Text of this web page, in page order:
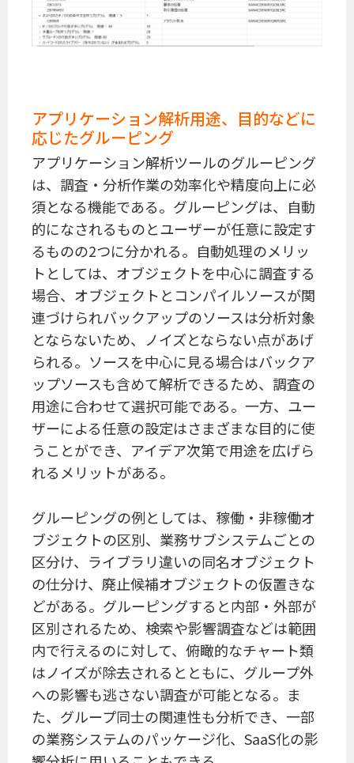
アプリケーション解析用途、目的などに
応じたグルーピング
アプリケーション解析ツールのグルーピング
は、調査・分析作業の効率化や精度向上に必
須となる機能である。グルーピングは、自動
的になされるものとユーザーが任意に設定す
るものの2つに分かれる。自動処理のメリッ
トとしては、オブジェクトを中心に調査する
場合、オブジェクトとコンパイルソースが関
連づけられバックアップのソースは分析対象
とならないため、ノイズとならない点があげ
られる。ソースを中心に見る場合はバックア
ップソースも含めて解析できるため、調査の
用途に合わせて選択可能である。一方、ユー
ザーによる任意の設定はさまざまな目的に使
うことができ、アイデア次第で用途を広げら
れるメリットがある。
グルーピングの例としては、稼働・非稼働オ
ブジェクトの区別、業務サブシステムごとの
区分け、ライブラリ違いの同名オブジェクト
の仕分け、廃止候補オブジェクトの仮置きな
どがある。グルーピングすると内部・外部が
区別されるため、検索や影響調査などは範囲
内で行えるのに対して、俯瞰的なチャート類
はノイズが除去されるとともに、グループ外
への影響も逃さない調査が可能となる。ま
た、グループ同士の関連性も分析でき、一部
の業務システムのパッケージ化、SaaS化の影